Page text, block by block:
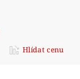
Hlídat cenu